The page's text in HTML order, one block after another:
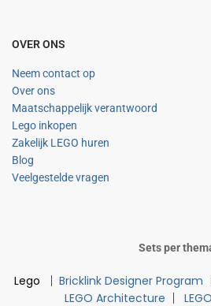
OVER ONS
Neem contact op
Over ons
Maatschappelijk verantwoord
Lego inkopen
Zakelijk LEGO huren
Blog
Veelgestelde vragen
Sets per
Lego Bricklink Designer Program
LEGO Architecture